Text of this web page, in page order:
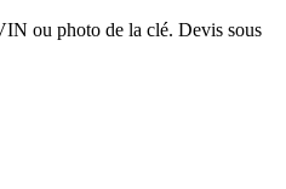
ou photo de la clé. Devis sous